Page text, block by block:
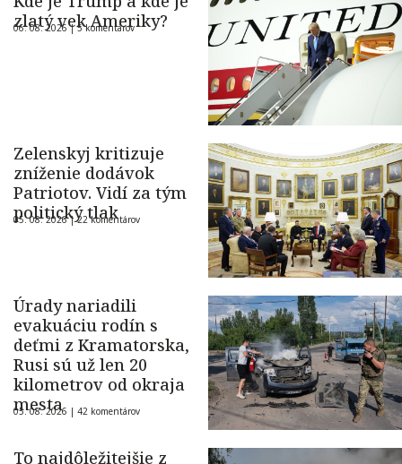
zlatý vek Ameriky?
06. 08. 2026 |5 komentárov
Zelenskyj kritizuje
zníženie dodávok
Patriotov. Vidí za tým
politický tlak
05. 08. 2026 |22 komentárov
Úrady nariadili
evakuáciu rodín s
deťmi z Kramatorska,
Rusi sú už len 20
kilometrov od okraja
mesta
05. 08. 2026 | 42 komentárov
To najdôležitejšie z